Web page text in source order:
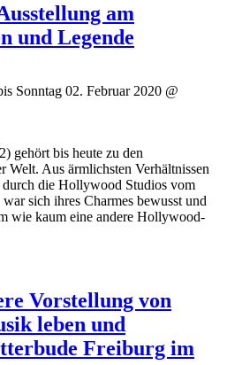
am
und Legende
Sonntag 02. Februar 2020 @
gehört bis heute zu den
Welt. Aus ärmlichsten Verhältnissen
durch die Hollywood Studios vom
sich ihres Charmes bewusst und
wie kaum eine andere Hollywood-
Vorstellung von
leben und
Freiburg im